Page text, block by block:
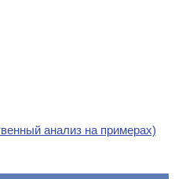
анализ на примерах)